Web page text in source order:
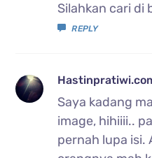
Silahkan cari di
REPLY
Saya kadang
image, hihiiii..
pernah lupa isi.